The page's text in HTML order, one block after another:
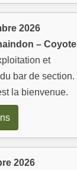
2026
– Coyote
et
bar de section.
la bienvenue.
2026